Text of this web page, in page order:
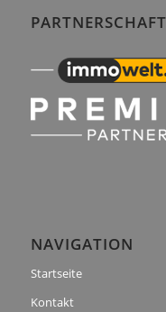
NAVIGATION
Startseite
Kontakt